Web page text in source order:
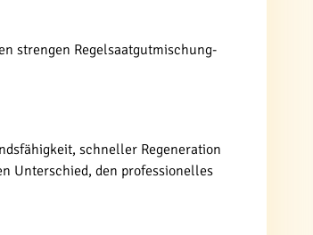
strengen Regelsaatgutmischung-
schneller Regeneration
Unterschied, den professionelles